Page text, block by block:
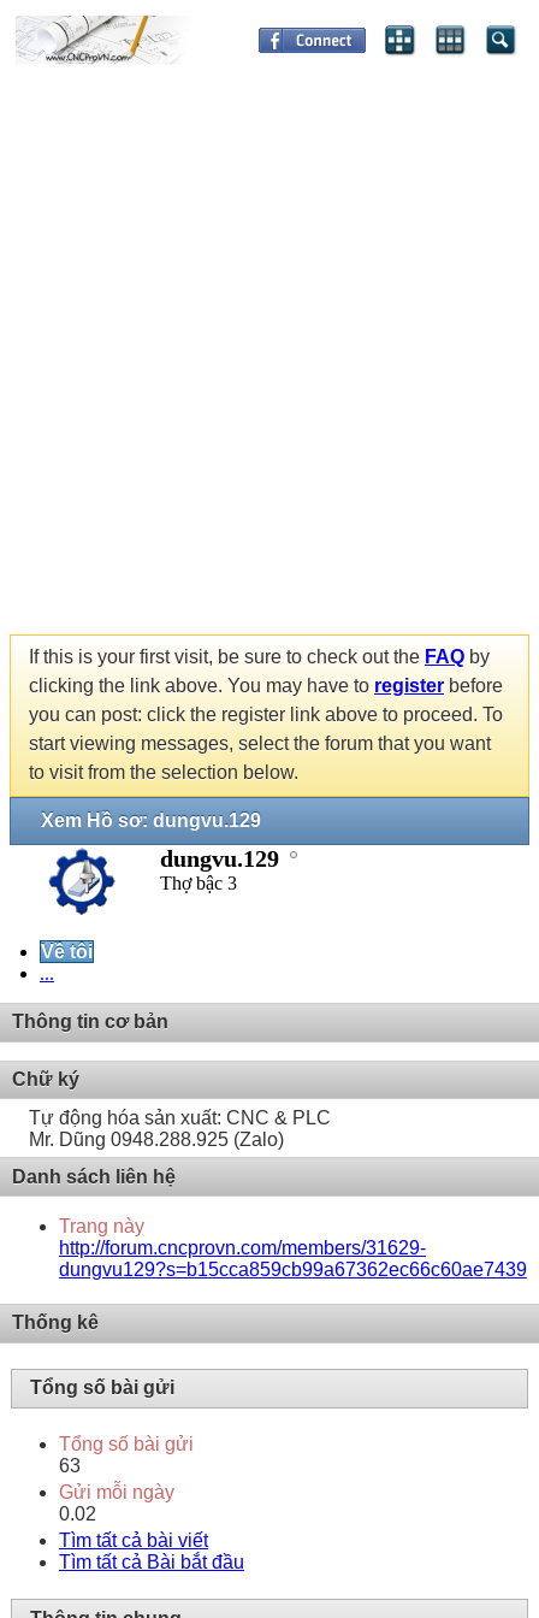
If this is your first visit, be sure to check out the FAQ by
clicking the link above. You may have to register before
you can post: click the register link above to proceed. To
start viewing messages, select the forum that you want
to visit from the selection below.
Xem Hồ sơ: dungvu.129
dungvu.129
Thợ bậc 3
Về tôi
...
Thông tin cơ bản
Chữ ký
Tự động hóa sản xuất: CNC & PLC
Mr. Dũng 0948.288.925 (Zalo)
Danh sách liên hệ
Trang này
http://forum.cncprovn.com/members/31629-
dungvu129?s=b15cca859cb99a67362ec66c60ae7439
Thống kê
Tổng số bài gửi
Tổng số bài gửi
63
Gửi mỗi ngày
0.02
Tìm tất cả bài viết
Tìm tất cả Bài bắt đầu